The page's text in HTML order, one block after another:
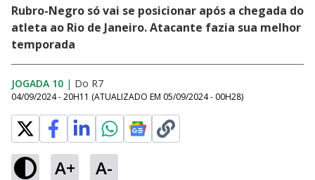
Rubro-Negro só vai se posicionar após a chegada do
atleta ao Rio de Janeiro. Atacante fazia sua melhor
temporada
JOGADA 10 | Do R7
04/09/2024 - 20H11 (ATUALIZADO EM 05/09/2024 - 00H28)
A+ A-